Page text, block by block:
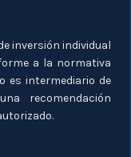
inversión individual
a la normativa
es intermediario de
recomendación